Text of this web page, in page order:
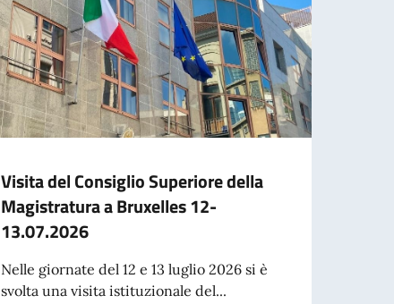
Visita del Consiglio Superiore della
Magistratura a Bruxelles 12-
13.07.2026
Nelle giornate del 12 e 13 luglio 2026 si è
svolta una visita istituzionale del...